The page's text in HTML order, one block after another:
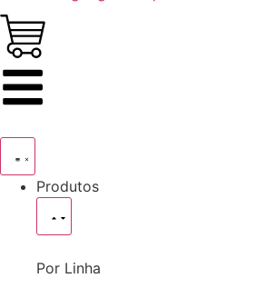
Produtos
Por Linha